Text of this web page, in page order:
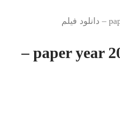
دانلود فیلم paper year 2018 –